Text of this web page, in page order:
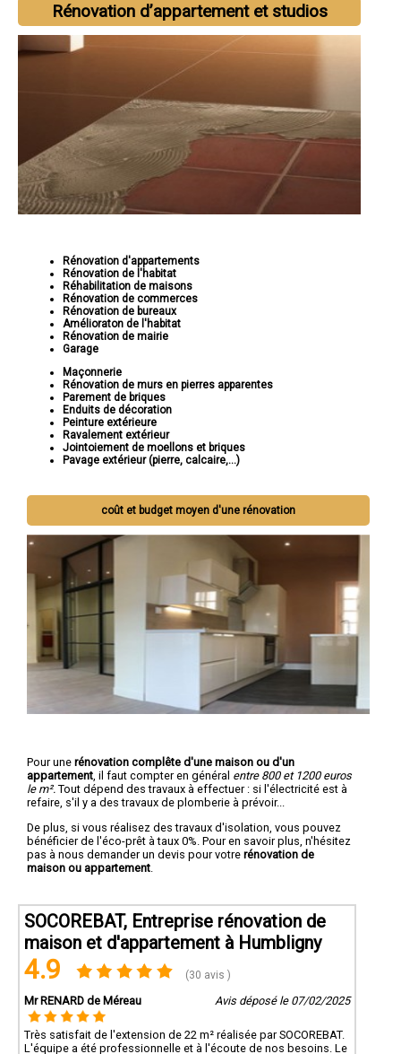
Rénovation d’appartement et studios
Rénovation d'appartements
Rénovation de l'habitat
Réhabilitation de maisons
Rénovation de commerces
Rénovation de bureaux
Amélioraton de l'habitat
Rénovation de mairie
Garage
Maçonnerie
Rénovation de murs en pierres apparentes
Parement de briques
Enduits de décoration
Peinture extérieure
Ravalement extérieur
Jointoiement de moellons et briques
Pavage extérieur (pierre, calcaire,...)
coût et budget moyen d'une rénovation
Pour une rénovation complête d'une maison ou d'un
appartement , il faut compter en général entre 800 et 1200 euros
le m². Tout dépend des travaux à effectuer : si l'électricité est à
refaire, s'il y a des travaux de plomberie à prévoir...
De plus, si vous réalisez des travaux d'isolation, vous pouvez
bénéficier de l'éco-prêt à taux 0%. Pour en savoir plus, n'hésitez
pas à nous demander un devis pour votre rénovation de
maison ou appartement
SOCOREBAT, Entreprise rénovation de
maison et d'appartement à Humbligny
4.9 (30 avis )
Mr RENARD de Méreau Avis déposé le 07/02/2025
Très satisfait de l'extension de 22 m² réalisée par SOCOREBAT.
L'équipe a été professionnelle et à l'écoute de nos besoins. Le